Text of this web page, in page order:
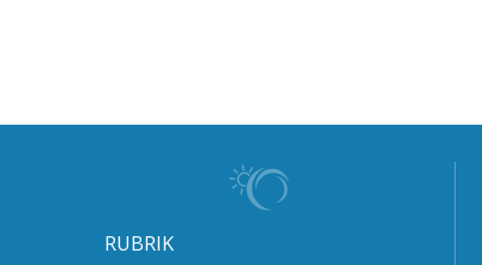
RUBRIK